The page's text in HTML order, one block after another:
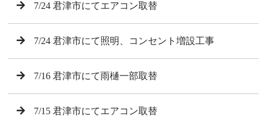
7/24 君津市にてエアコン取替
7/24 君津市にて照明、コンセント増設工事
7/16 君津市にて雨樋一部取替
7/15 君津市にてエアコン取替